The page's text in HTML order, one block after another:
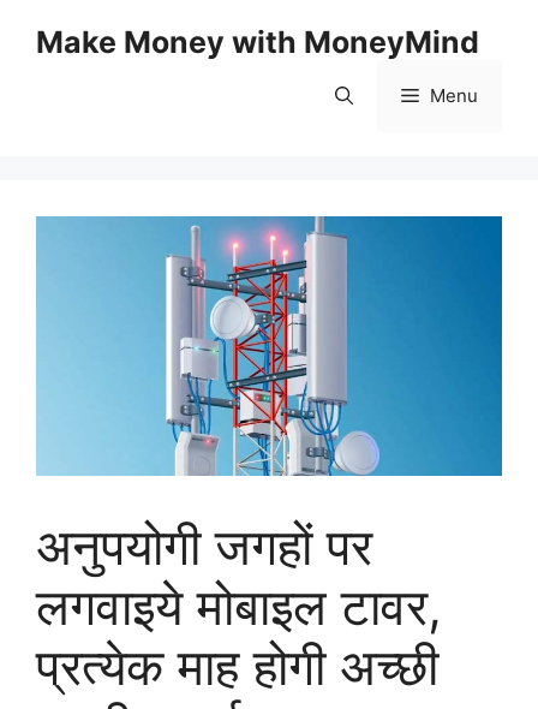
Make Money with MoneyMind
Menu
अनुपयोगी जगहों पर
लगवाइये मोबाइल टावर,
प्रत्येक माह होगी अच्छी